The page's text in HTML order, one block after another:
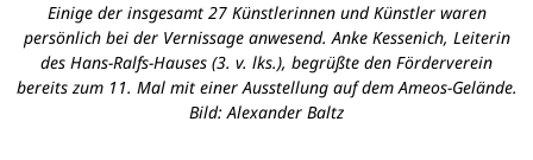
Einige der insgesamt 27 Künstlerinnen und Künstler waren
persönlich bei der Vernissage anwesend. Anke Kessenich, Leiterin
des Hans-Ralfs-Hauses (3. v. lks.), begrüßte den Förderverein
bereits zum 11. Mal mit einer Ausstellung auf dem Ameos-Gelände.
Bild: Alexander Baltz